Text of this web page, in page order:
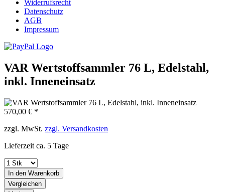
Widerrufsrecht
Datenschutz
AGB
Impressum
VAR Wertstoffsammler 76 L, Edelstahl,
inkl. Inneneinsatz
570,00 € *
zzgl. MwSt. zzgl. Versandkosten
Lieferzeit ca. 5 Tage
In den Warenkorb
Vergleichen